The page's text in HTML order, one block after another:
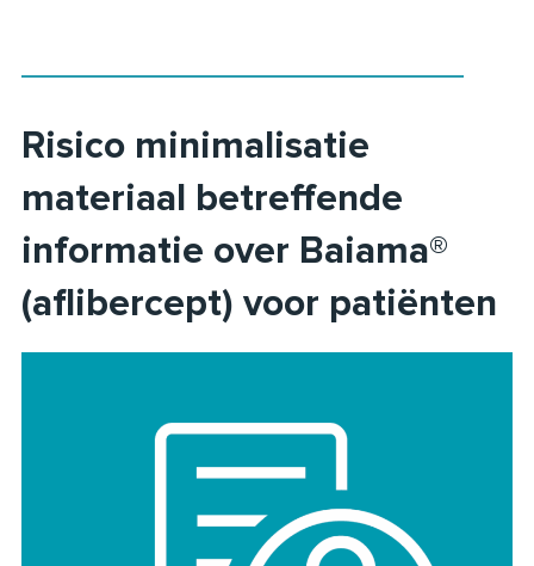
Risico minimalisatie
materiaal betreffende
informatie over Baiama®
(aflibercept) voor patiënten